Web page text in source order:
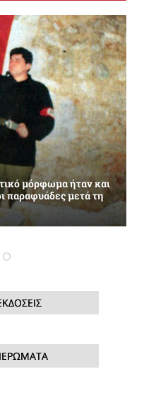
μόρφωμα ήταν και
παραφυάδες μετά τη